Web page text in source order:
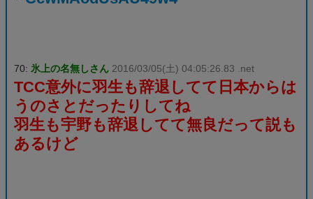
70: 氷上の名無しさん 2016/03/05(土) 04:05:26.83 .net
TCC意外に羽生も辞退してて日本からは
うのさとだったりしてね
羽生も宇野も辞退してて無良だって説も
あるけど